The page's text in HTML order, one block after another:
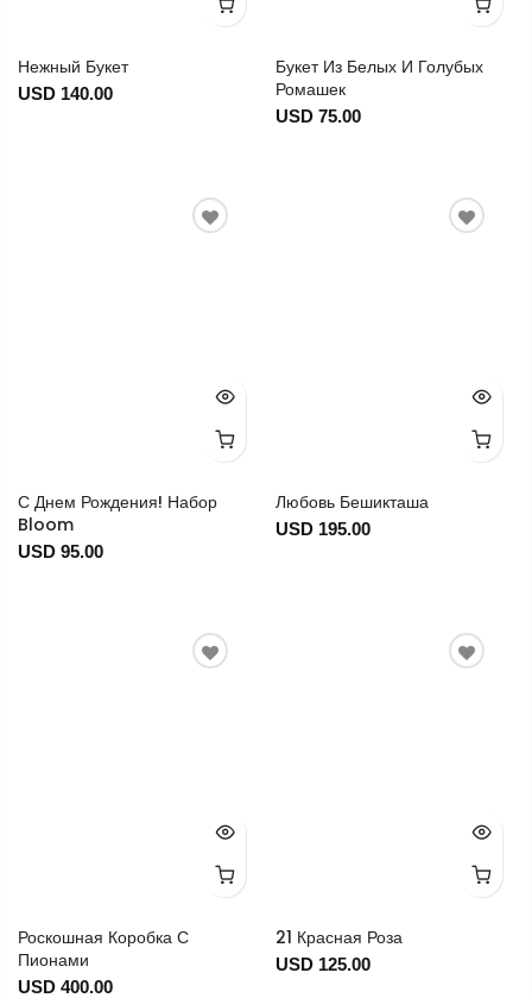
Нежный Букет
USD 140.00
Букет Из Белых И Голубых
Ромашек
USD 75.00
С Днем Рождения! Набор
Bloom
USD 95.00
Любовь Бешикташа
USD 195.00
Роскошная Коробка С
Пионами
USD 400.00
21 Красная Роза
USD 125.00